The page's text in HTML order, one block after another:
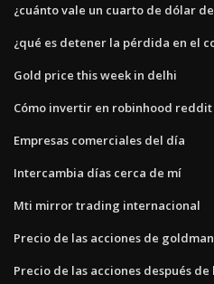
¿cuánto vale un cuarto de dólar de
¿qué es detener la pérdida en el
Gold price this week in delhi
Cómo invertir en robinhood reddit
Empresas comerciales del día
Intercambia días cerca de mí
Mti mirror trading internacional
Precio de las acciones de
Precio de las acciones después